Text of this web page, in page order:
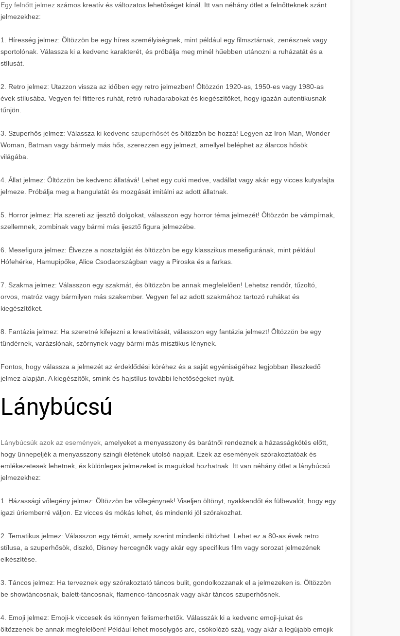
Egy felnőtt jelmez számos kreatív és változatos lehetőséget kínál. Itt van néhány ötlet a felnőtteknek szánt
jelmezekhez:
1. Híresség jelmez: Öltözzön be egy híres személyiségnek, mint például egy filmsztárnak, zenésznek vagy
sportolónak. Válassza ki a kedvenc karakterét, és próbálja meg minél hűebben utánozni a ruházatát és a
stílusát.
2. Retro jelmez: Utazzon vissza az időben egy retro jelmezben! Öltözzön 1920-as, 1950-es vagy 1980-as
évek stílusába. Vegyen fel flitteres ruhát, retró ruhadarabokat és kiegészítőket, hogy igazán autentikusnak
tűnjön.
3. Szuperhős jelmez: Válassza ki kedvenc szuperhősét és öltözzön be hozzá! Legyen az Iron Man, Wonder
Woman, Batman vagy bármely más hős, szerezzen egy jelmezt, amellyel beléphet az álarcos hősök
világába.
4. Állat jelmez: Öltözzön be kedvenc állatává! Lehet egy cuki medve, vadállat vagy akár egy vicces kutyafajta
jelmeze. Próbálja meg a hangulatát és mozgását imitálni az adott állatnak.
5. Horror jelmez: Ha szereti az ijesztő dolgokat, válasszon egy horror téma jelmezét! Öltözzön be vámpírnak,
szellemnek, zombinak vagy bármi más ijesztő figura jelmezébe.
6. Mesefigura jelmez: Élvezze a nosztalgiát és öltözzön be egy klasszikus mesefigurának, mint például
Hófehérke, Hamupipőke, Alice Csodaországban vagy a Piroska és a farkas.
7. Szakma jelmez: Válasszon egy szakmát, és öltözzön be annak megfelelően! Lehetsz rendőr, tűzoltó,
orvos, matróz vagy bármilyen más szakember. Vegyen fel az adott szakmához tartozó ruhákat és
kiegészítőket.
8. Fantázia jelmez: Ha szeretné kifejezni a kreativitását, válasszon egy fantázia jelmezt! Öltözzön be egy
tündérnek, varázslónak, szörnynek vagy bármi más misztikus lénynek.
Fontos, hogy válassza a jelmezét az érdeklődési köréhez és a saját egyéniségéhez legjobban illeszkedő
jelmez alapján. A kiegészítők, smink és hajstílus további lehetőségeket nyújt.
Lánybúcsú
Lánybúcsúk azok az események, amelyeket a menyasszony és barátnői rendeznek a házasságkötés előtt,
hogy ünnepeljék a menyasszony szingli életének utolsó napjait. Ezek az események szórakoztatóak és
emlékezetesek lehetnek, és különleges jelmezeket is magukkal hozhatnak. Itt van néhány ötlet a lánybúcsú
jelmezekhez:
1. Házassági vőlegény jelmez: Öltözzön be vőlegénynek! Viseljen öltönyt, nyakkendőt és fülbevalót, hogy egy
igazi úriemberré váljon. Ez vicces és mókás lehet, és mindenki jól szórakozhat.
2. Tematikus jelmez: Válasszon egy témát, amely szerint mindenki öltözhet. Lehet ez a 80-as évek retro
stílusa, a szuperhősök, diszkó, Disney hercegnők vagy akár egy specifikus film vagy sorozat jelmezének
elkészítése.
3. Táncos jelmez: Ha terveznek egy szórakoztató táncos bulit, gondolkozzanak el a jelmezeken is. Öltözzön
be showtáncosnak, balett-táncosnak, flamenco-táncosnak vagy akár táncos szuperhősnek.
4. Emoji jelmez: Emoji-k viccesek és könnyen felismerhetők. Válasszák ki a kedvenc emoji-jukat és
öltözzenek be annak megfelelően! Például lehet mosolygós arc, csókolózó száj, vagy akár a legújabb emojik